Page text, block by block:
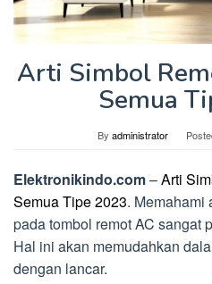
Arti Simbol
Semua
By administrator
Elektronikindo.com–Arti
Semua Tipe 2023. Memahami
pada tombol remot AC sangat
Hal ini akan memudahkan
dengan lancar.